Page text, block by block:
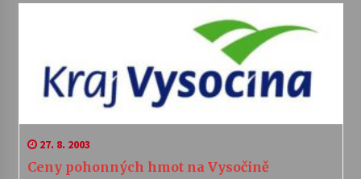
27. 8. 2003
Ceny pohonných hmot na Vysočině